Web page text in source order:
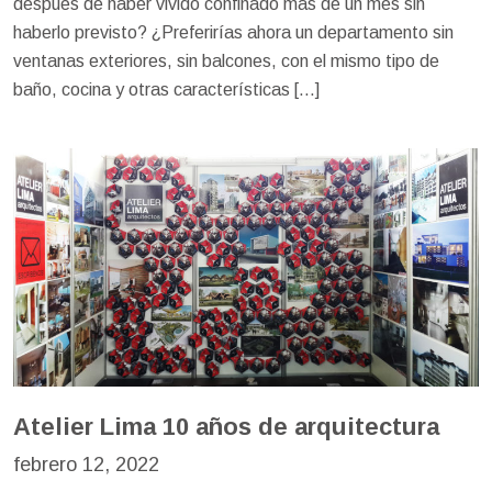
después de haber vivido confinado más de un mes sin
haberlo previsto? ¿Preferirías ahora un departamento sin
ventanas exteriores, sin balcones, con el mismo tipo de
baño, cocina y otras características […]
Atelier Lima 10 años de arquitectura
febrero 12, 2022